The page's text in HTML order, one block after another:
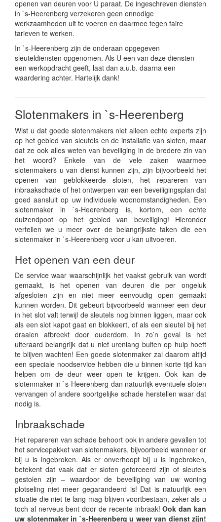
openen van deuren voor U paraat. De ingeschreven diensten
in `s-Heerenberg verzekeren geen onnodige
werkzaamheden uit te voeren en daarmee tegen faire
tarieven te werken.
In `s-Heerenberg zijn de onderaan opgegeven
sleuteldiensten opgenomen. Als U een van deze diensten
een werkopdracht geeft, laat dan a.u.b. daarna een
waardering achter. Hartelijk dank!
Slotenmakers in `s-Heerenberg
Wist u dat goede slotenmakers niet alleen echte experts zijn
op het gebied van sleutels en de installatie van sloten, maar
dat ze ook alles weten van beveiliging in de bredere zin van
het woord? Enkele van de vele zaken waarmee
slotenmakers u van dienst kunnen zijn, zijn bijvoorbeeld het
openen van geblokkeerde sloten, het repareren van
inbraakschade of het ontwerpen van een beveiligingsplan dat
goed aansluit op uw individuele woonomstandigheden. Een
slotenmaker in `s-Heerenberg is, kortom, een echte
duizendpoot op het gebied van beveiliging! Hieronder
vertellen we u meer over de belangrijkste taken die een
slotenmaker in `s-Heerenberg voor u kan uitvoeren.
Het openen van een deur
De service waar waarschijnlijk het vaakst gebruik van wordt
gemaakt, is het openen van deuren die per ongeluk
afgesloten zijn en niet meer eenvoudig open gemaakt
kunnen worden. Dit gebeurt bijvoorbeeld wanneer een deur
in het slot valt terwijl de sleutels nog binnen liggen, maar ook
als een slot kapot gaat en blokkeert, of als een sleutel bij het
draaien afbreekt door ouderdom. In zo’n geval is het
uiteraard belangrijk dat u niet urenlang buiten op hulp hoeft
te blijven wachten! Een goede slotenmaker zal daarom altijd
een speciale noodservice hebben die u binnen korte tijd kan
helpen om de deur weer open te krijgen. Ook kan de
slotenmaker in `s-Heerenberg dan natuurlijk eventuele sloten
vervangen of andere soortgelijke schade herstellen waar dat
nodig is.
Inbraakschade
Het repareren van schade behoort ook in andere gevallen tot
het servicepakket van slotenmakers, bijvoorbeeld wanneer er
bij u is ingebroken. Als er onverhoopt bij u is ingebroken,
betekent dat vaak dat er sloten geforceerd zijn of sleutels
gestolen zijn – waardoor de beveiliging van uw woning
plotseling niet meer gegarandeerd is! Dat is natuurlijk een
situatie die niet te lang mag blijven voortbestaan, zeker als u
toch al nerveus bent door de recente inbraak! Ook dan kan
uw slotenmaker in `s-Heerenberg u weer van dienst zijn!